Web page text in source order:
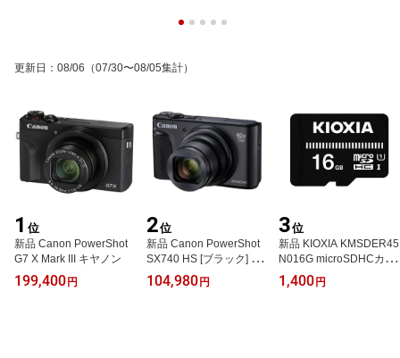
更新日 ： 08/06 （07/30〜08/05集計）
1 位
新品 Canon PowerShot
G7 X Mark III キヤノン
199,400 円
2位
新品 Canon PowerShot
SX740 HS [ブラック] パ
ワーショット キヤノン
104,980 円
3位
新品 KIOXIA KMSDER45
N016G microSDHCカー
ド SD交換アダプタ付属
microSDカード キオクシ
1,400 円